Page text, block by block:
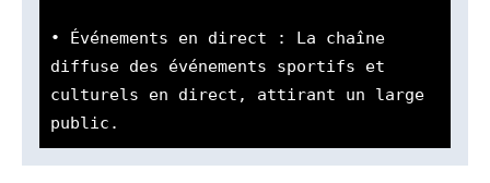
• Événements en direct : La chaîne
diffuse des événements sportifs et
culturels en direct, attirant un large
public.